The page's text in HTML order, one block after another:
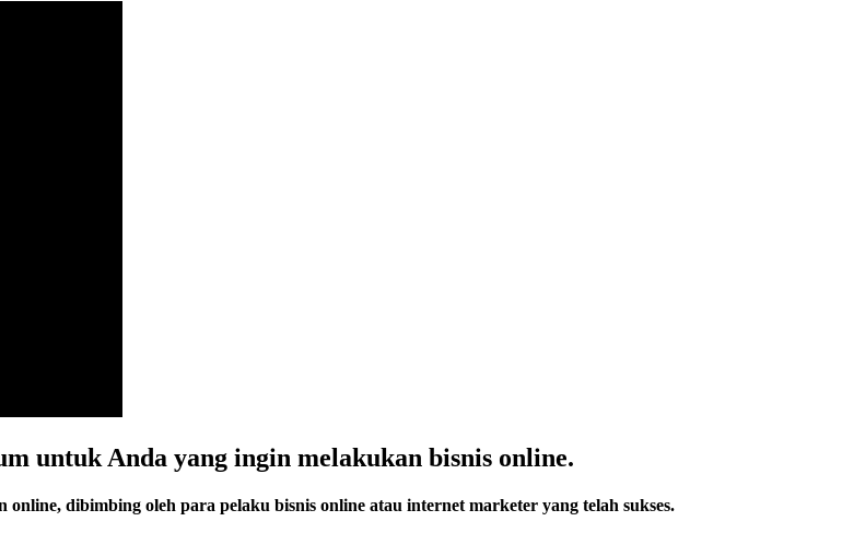
untuk Anda yang ingin melakukan bisnis online.
dibimbing oleh para pelaku bisnis online atau internet marketer yang telah sukses.